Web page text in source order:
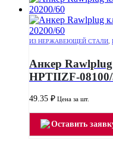
ИЗ НЕРЖАВЕЮЩЕЙ СТАЛИ,
Анкер
HPTIIZF-
49.35 ₽ Цена за шт.
Оставить